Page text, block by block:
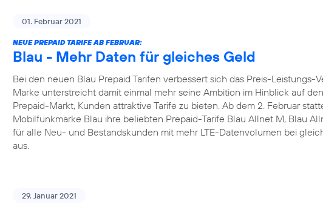
01. Februar 2021
NEUE PREPAID TARIFE AB FEBRUAR:
Blau - Mehr Daten für gleiches Geld
Bei den neuen Blau Prepaid Tarifen verbessert sich das Preis-Leistungs-
Marke unterstreicht damit einmal mehr seine Ambition im Hinblick auf
Prepaid-Markt, Kunden attraktive Tarife zu bieten. Ab dem 2. Februar
Mobilfunkmarke Blau ihre beliebten Prepaid-Tarife Blau Allnet M, Blau
für alle Neu- und Bestandskunden mit mehr LTE-Datenvolumen bei
aus.
29. Januar 2021